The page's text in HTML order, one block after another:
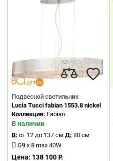
Подвесной светильник
Lucia Tucci fabian 1553.8 nickel
Коллекция: Fabian
В наличии
В: от 12 до 137 см Д: 80 см
G9 x 8 max 40W
Цена: 138 100 Р.